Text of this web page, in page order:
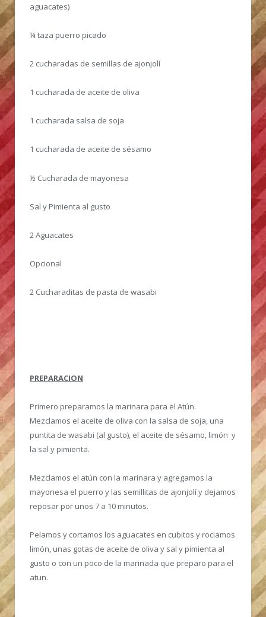
aguacates)
¼ taza puerro picado
2 cucharadas de semillas de ajonjolí
1 cucharada de aceite de oliva
1 cucharada salsa de soja
1 cucharada de aceite de sésamo
½ Cucharada de mayonesa
Sal y Pimienta al gusto
2 Aguacates
Opcional
2 Cucharaditas de pasta de wasabi
PREPARACION
Primero preparamos la marinara para el Atún.
Mezclamos el aceite de oliva con la salsa de soja, una
puntita de wasabi (al gusto), el aceite de sésamo, limón y
la sal y pimienta.
Mezclamos el atún con la marinara y agregamos la
mayonesa el puerro y las semillitas de ajonjolí y dejamos
reposar por unos 7 a 10 minutos.
Pelamos y cortamos los aguacates en cubitos y rociamos
limón, unas gotas de aceite de oliva y sal y pimienta al
gusto o con un poco de la marinada que preparo para el
atun.